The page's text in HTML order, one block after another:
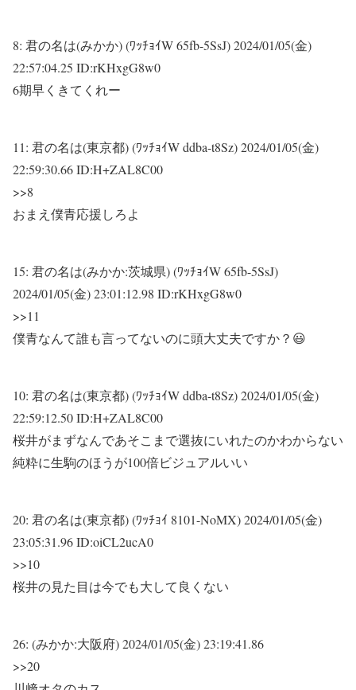
8: 君の名は(みかか) (ﾜｯﾁｮｲW 65fb-5SsJ)2024/01/05(金)
22:57:04.25 ID:rKHxgG8w0
6期早くきてくれー
11: 君の名は(東京都) (ﾜｯﾁｮｲW ddba-t8Sz)2024/01/05(金)
22:59:30.66 ID:H+ZAL8C00
>>8
おまえ僕青応援しろよ
15: 君の名は(みかか:茨城県) (ﾜｯﾁｮｲW 65fb-5SsJ)
2024/01/05(金) 23:01:12.98 ID:rKHxgG8w0
>>11
僕青なんて誰も言ってないのに頭大丈夫ですか？😃
10: 君の名は(東京都) (ﾜｯﾁｮｲW ddba-t8Sz)2024/01/05(金)
22:59:12.50 ID:H+ZAL8C00
桜井がまずなんであそこまで選抜にいれたのかわからない
純粋に生駒のほうが100倍ビジュアルいい
20: 君の名は(東京都) (ﾜｯﾁｮｲ 8101-NoMX)2024/01/05(金)
23:05:31.96 ID:oiCL2ucA0
>>10
桜井の見た目は今でも大して良くない
26: (みかか:大阪府)2024/01/05(金) 23:19:41.86
>>20